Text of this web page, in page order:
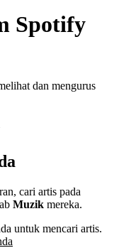
Spotify
dan mengurus
cari artis pada
Muzik mereka.
untuk mencari artis.